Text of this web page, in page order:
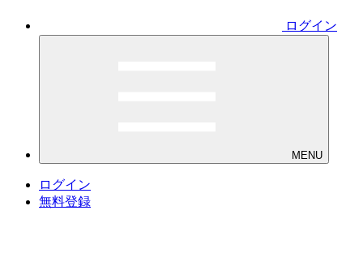
ログイン
MENU
ログイン
無料登録